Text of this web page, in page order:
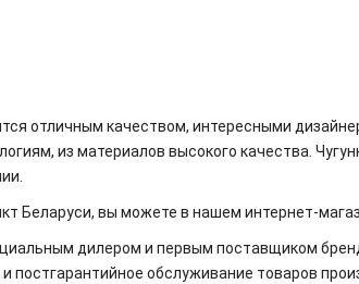
отличным качеством, интересными
из материалов высокого качества.
Беларуси, вы можете в нашем интернет-
дилером и первым поставщиком
постгарантийное обслуживание товаров